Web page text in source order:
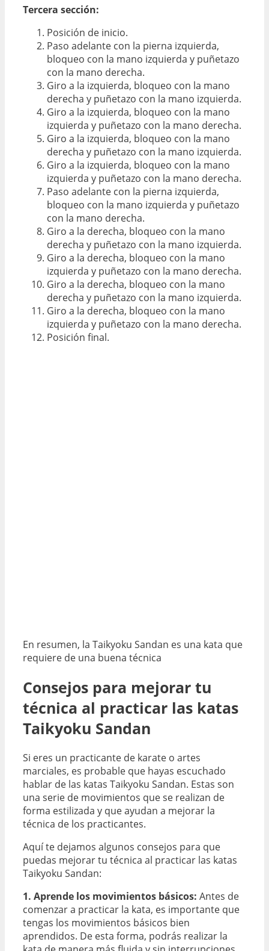
Tercera sección:
Posición de inicio.
Paso adelante con la pierna izquierda,
bloqueo con la mano izquierda y puñetazo
con la mano derecha.
Giro a la izquierda, bloqueo con la mano
derecha y puñetazo con la mano izquierda.
Giro a la izquierda, bloqueo con la mano
izquierda y puñetazo con la mano derecha.
Giro a la izquierda, bloqueo con la mano
derecha y puñetazo con la mano izquierda.
Giro a la izquierda, bloqueo con la mano
izquierda y puñetazo con la mano derecha.
Paso adelante con la pierna izquierda,
bloqueo con la mano izquierda y puñetazo
con la mano derecha.
Giro a la derecha, bloqueo con la mano
derecha y puñetazo con la mano izquierda.
Giro a la derecha, bloqueo con la mano
izquierda y puñetazo con la mano derecha.
Giro a la derecha, bloqueo con la mano
derecha y puñetazo con la mano izquierda.
Giro a la derecha, bloqueo con la mano
izquierda y puñetazo con la mano derecha.
Posición final.
En resumen, la Taikyoku Sandan es una kata que
requiere de una buena técnica
Consejos para mejorar tu
técnica al practicar las katas
Taikyoku Sandan
Si eres un practicante de karate o artes
marciales, es probable que hayas escuchado
hablar de las katas Taikyoku Sandan. Estas son
una serie de movimientos que se realizan de
forma estilizada y que ayudan a mejorar la
técnica de los practicantes.
Aquí te dejamos algunos consejos para que
puedas mejorar tu técnica al practicar las katas
Taikyoku Sandan:
1. Aprende los movimientos básicos: Antes de
comenzar a practicar la kata, es importante que
tengas los movimientos básicos bien
aprendidos. De esta forma, podrás realizar la